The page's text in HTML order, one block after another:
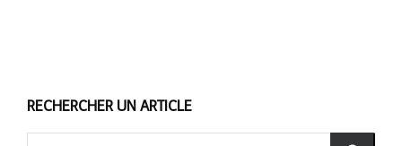
RECHERCHER UN ARTICLE